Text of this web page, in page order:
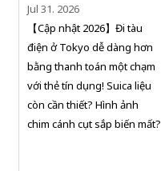
Jul 31. 2026
【Cập nhật 2026】Đi tàu
điện ở Tokyo dễ dàng hơn
bằng thanh toán một chạm
với thẻ tín dụng! Suica liệu
còn cần thiết? Hình ảnh
chim cánh cụt sắp biến mất?